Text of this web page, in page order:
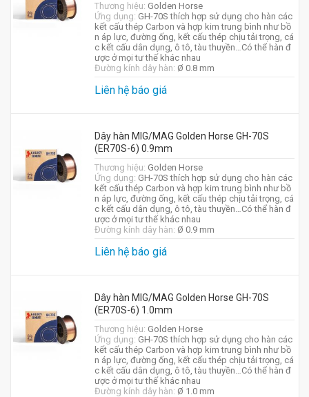
Thương hiệu: Golden Horse
Ứng dụng: GH-70S thích hợp sử dụng cho hàn các
kết cấu thép Carbon và hợp kim trung bình như bồ
n áp lực, đường ống, kết cấu thép chịu tải trọng, cá
c kết cấu dân dụng, ô tô, tàu thuyền…Có thể hàn đ
ược ở mọi tư thế khác nhau
Đường kính dây hàn: Ø 0.8 mm
Liên hệ báo giá
Dây hàn MIG/MAG Golden Horse GH-70S
(ER70S-6) 0.9mm
Thương hiệu: Golden Horse
Ứng dụng: GH-70S thích hợp sử dụng cho hàn các
kết cấu thép Carbon và hợp kim trung bình như bồ
n áp lực, đường ống, kết cấu thép chịu tải trọng, cá
c kết cấu dân dụng, ô tô, tàu thuyền…Có thể hàn đ
ược ở mọi tư thế khác nhau
Đường kính dây hàn: Ø 0.9 mm
Liên hệ báo giá
Dây hàn MIG/MAG Golden Horse GH-70S
(ER70S-6) 1.0mm
Thương hiệu: Golden Horse
Ứng dụng: GH-70S thích hợp sử dụng cho hàn các
kết cấu thép Carbon và hợp kim trung bình như bồ
n áp lực, đường ống, kết cấu thép chịu tải trọng, cá
c kết cấu dân dụng, ô tô, tàu thuyền…Có thể hàn đ
ược ở mọi tư thế khác nhau
Đường kính dây hàn: Ø 1.0 mm